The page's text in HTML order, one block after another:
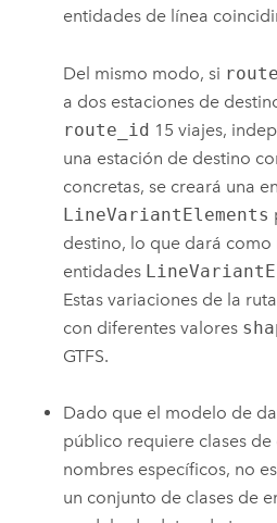
entidades de línea
Del mismo modo, si
a dos estaciones de
route_id 15 viajes,
una estación de destino
concretas, se creará una
LineVariantElements
destino, lo que dará
entidades
Estas variaciones de la
con diferentes valores
GTFS.
Dado que el modelo de
público requiere clases
nombres específicos, no
un conjunto de clases de